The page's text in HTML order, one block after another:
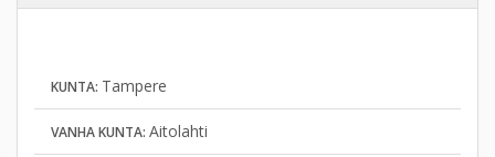
KUNTA: Tampere
VANHA KUNTA: Aitolahti